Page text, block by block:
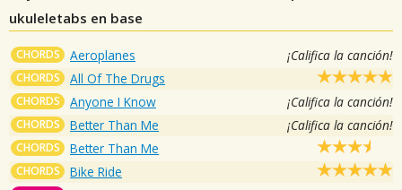
ukuleletabs en base
CHORDS Aeroplanes ¡Califica la canción!
CHORDS All Of The Drugs
CHORDS Anyone I Know ¡Califica la canción!
CHORDS Better Than Me ¡Califica la canción!
CHORDS Better Than Me
CHORDS Bike Ride